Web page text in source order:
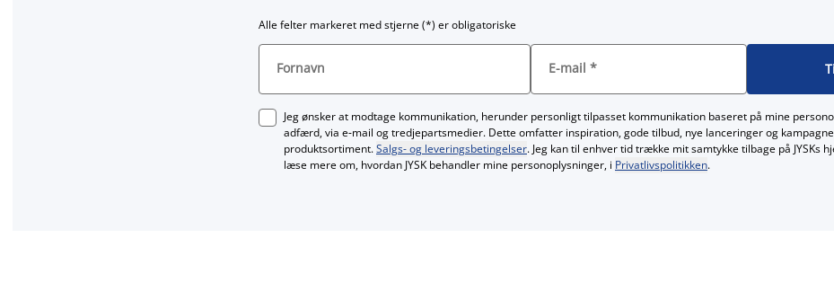
Alle felter markeret med stjerne (*) er obligatoriske
Fornavn E-mail *
Jeg ønsker at modtage kommunikation, herunder personligt tilpasset kommunikation baseret på mine
adfærd, via e‑mail og tredjepartsmedier. Dette omfatter inspiration, gode tilbud, nye lanceringer og
produktsortiment.Salgs- og leveringsbetingelser. Jeg kan til enhver tid trække mit samtykke tilbage på JYSKs
læse mere om, hvordan JYSK behandler mine personoplysninger, i Privatlivspolitikken.